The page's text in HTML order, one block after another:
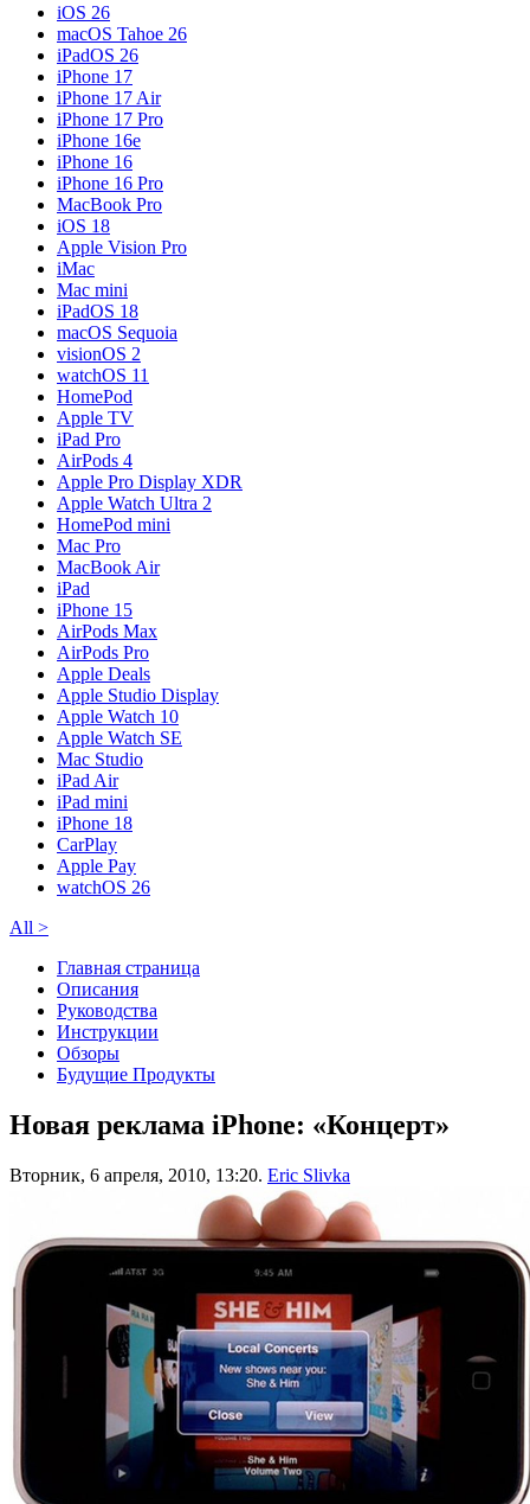
iOS 26
macOS Tahoe 26
iPadOS 26
iPhone 17
iPhone 17 Air
iPhone 17 Pro
iPhone 16e
iPhone 16
iPhone 16 Pro
MacBook Pro
iOS 18
Apple Vision Pro
iMac
Mac mini
iPadOS 18
macOS Sequoia
visionOS 2
watchOS 11
HomePod
Apple TV
iPad Pro
AirPods 4
Apple Pro Display XDR
Apple Watch Ultra 2
HomePod mini
Mac Pro
MacBook Air
iPad
iPhone 15
AirPods Max
AirPods Pro
Apple Deals
Apple Studio Display
Apple Watch 10
Apple Watch SE
Mac Studio
iPad Air
iPad mini
iPhone 18
CarPlay
Apple Pay
watchOS 26
All >
Главная страница
Описания
Руководства
Инструкции
Обзоры
Будущие Продукты
Новая реклама iPhone: «Концерт»
Вторник, 6 апреля, 2010, 13:20. Eric Slivka